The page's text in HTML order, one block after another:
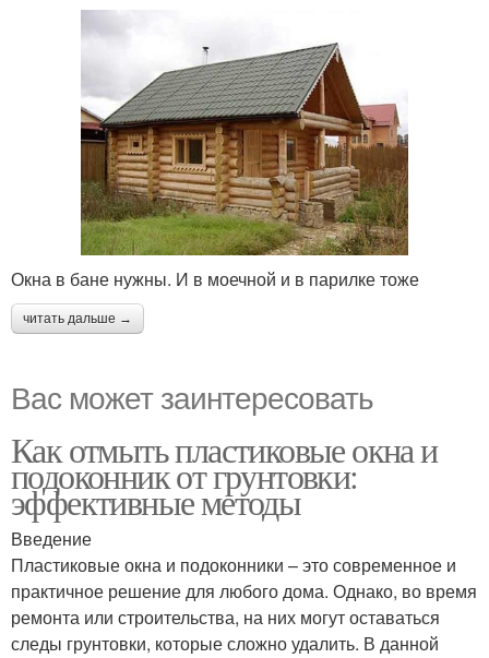
Окна в бане нужны. И в моечной и в парилке тоже
читать дальше →
Вас может заинтересовать
Как отмыть пластиковые окна и
подоконник от грунтовки:
эффективные методы
Введение
Пластиковые окна и подоконники – это современное и
практичное решение для любого дома. Однако, во время
ремонта или строительства, на них могут оставаться
следы грунтовки, которые сложно удалить. В данной